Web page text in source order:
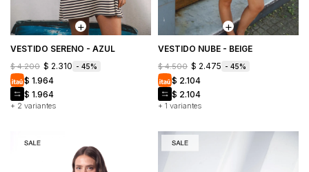
VESTIDO SERENO - AZUL
+ 2 variantes
$ 4.200 $ 2.310 45
$ 1.964
$ 1.964
VESTIDO NUBE - BEIGE
+ 1 variantes
$ 4.500 $ 2.475 45
$ 2.104
$ 2.104
Mochilas
y
Carteras
ACCESORIOS
Ver
Billeteras